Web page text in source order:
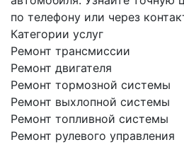
по телефону или через
Категории услуг
Ремонт трансмиссии
Ремонт двигателя
Ремонт тормозной системы
Ремонт выхлопной системы
Ремонт топливной системы
Ремонт рулевого управления